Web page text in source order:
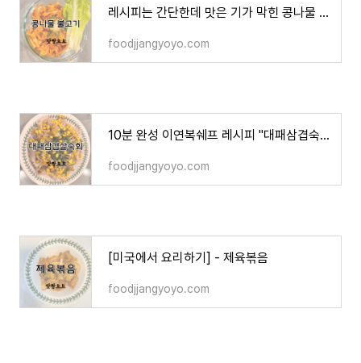
레시피는 간단한데 맛은 기가 막힌 콩나물 불고기 "콩불"
foodjjangyoyo.com
10분 완성 이연복쉐프 레시피 "대패삼겹숙회"
foodjjangyoyo.com
[미국에서 요리하기] - 제육볶음
foodjjangyoyo.com